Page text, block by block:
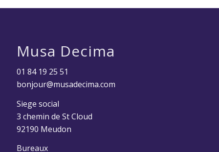
Musa Decima
01 84 19 25 51
bonjour@musadecima.com
Siege social
3 chemin de St Cloud
92190 Meudon
Bureaux